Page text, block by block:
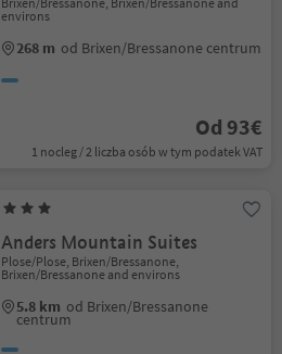
environs
268 m od Brixen/Bressanone centrum
Od 93€
1 nocleg / 2 liczba osób w tym podatek VAT
Anders Mountain Suites
Plose/Plose, Brixen/Bressanone,
Brixen/Bressanone and environs
5.8 km od Brixen/Bressanone
centrum